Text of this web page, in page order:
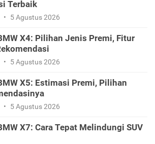
Terbaik
• 5 Agustus 2026
X4: Pilihan Jenis Premi, Fitur
• 5 Agustus 2026
X5: Estimasi Premi, Pilihan
• 5 Agustus 2026
X7: Cara Tepat Melindungi SUV